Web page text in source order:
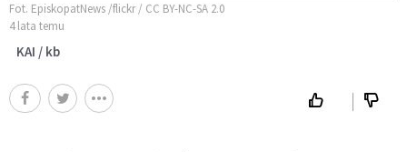
Fot. EpiskopatNews /flickr / CC BY-NC-SA 2.0
4 lata temu
KAI / kb